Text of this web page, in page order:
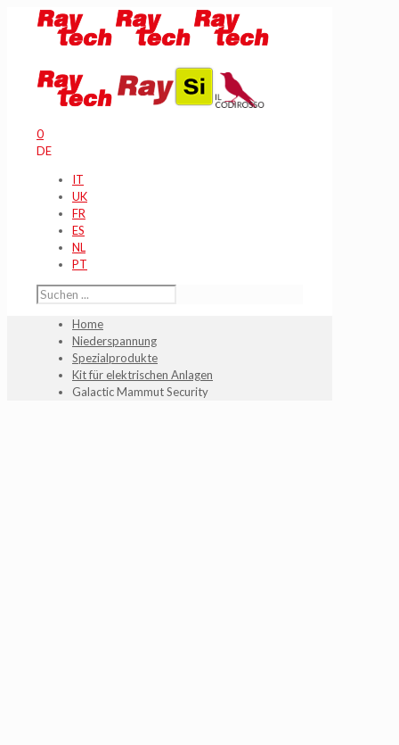
0
DE
IT
UK
FR
ES
NL
PT
Home
Niederspannung
Spezialprodukte
Kit für elektrischen Anlagen
Galactic Mammut Security